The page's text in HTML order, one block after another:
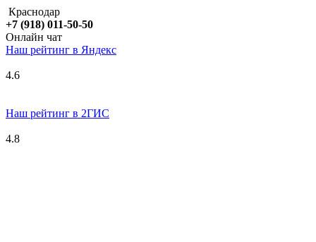
Краснодар
+7 (918) 011-50-50
Онлайн чат
Наш рейтинг в Яндекс
4.6
Наш рейтинг в 2ГИС
4.8